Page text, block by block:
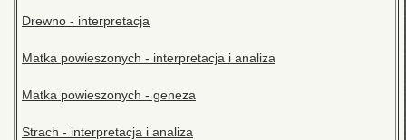
Drewno - interpretacja
Matka powieszonych - interpretacja i analiza
Matka powieszonych - geneza
Strach - interpretacja i analiza